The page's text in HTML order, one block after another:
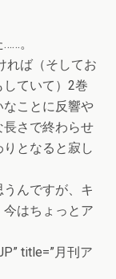
。
れば（そしてお
ていて）2巻
ことに反響や
さで終わらせ
となると寂し
んですが、キ
はちょっとア
title=”月刊ア